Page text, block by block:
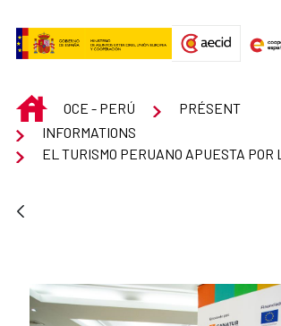
INICIOOCE - PERÚ
PRÉSENT
INFORMATIONS